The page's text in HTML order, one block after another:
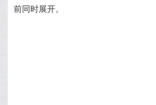
前同时展开。